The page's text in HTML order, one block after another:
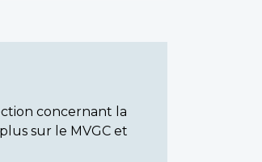
concernant la
sur le MVGC et